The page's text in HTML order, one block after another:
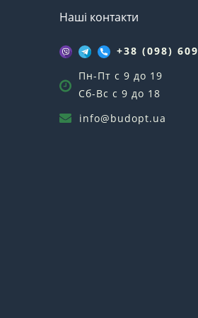
Наші контакти
+38 (098)
Пн-Пт с 9 до 19
Сб-Вс с 9 до 18
info@budopt.ua